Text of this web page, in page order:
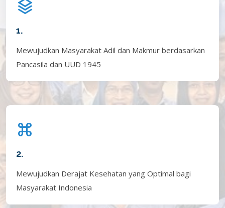
1.
Mewujudkan Masyarakat Adil dan Makmur berdasarkan
Pancasila dan UUD 1945
2.
Mewujudkan Derajat Kesehatan yang Optimal bagi
Masyarakat Indonesia